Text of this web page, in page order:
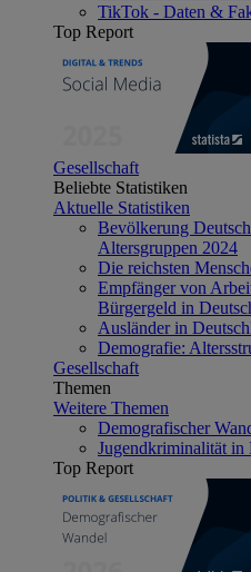
TikTok - Daten &
Top Report
Gesellschaft
Beliebte Statistiken
Aktuelle Statistiken
Bevölkerung
Altersgruppen 2024
Die reichsten
Empfänger von
Bürgergeld in
Ausländer in
Demografie:
Gesellschaft
Themen
Weitere Themen
Demografischer
Jugendkriminalität in
Top Report